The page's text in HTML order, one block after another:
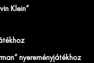
Klein”
nyereményjátékhoz